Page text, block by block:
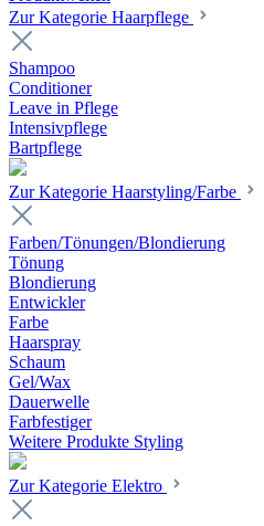
Zur Kategorie Haarpflege
Shampoo
Conditioner
Leave in Pflege
Intensivpflege
Bartpflege
Zur Kategorie Haarstyling/Farbe
Farben/Tönungen/Blondierung
Tönung
Blondierung
Entwickler
Farbe
Haarspray
Schaum
Gel/Wax
Dauerwelle
Farbfestiger
Weitere Produkte Styling
Zur Kategorie Elektro